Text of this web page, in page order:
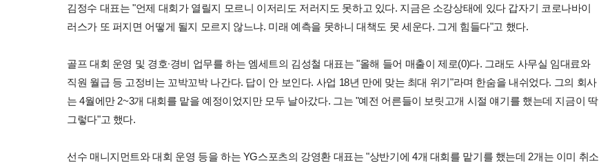
김정수 대표는 "언제 대회가 열릴지 모르니 이저리도 저러지도 못하고 있다. 지금은 소강상태에 있다 갑자기 코로나바이
러스가 또 퍼지면 어떻게 될지 모르지 않느냐. 미래 예측을 못하니 대책도 못 세운다. 그게 힘들다"고 했다.
골프 대회 운영 및 경호∙경비 업무를 하는 엠세트의 김성철 대표는 "올해 들어 매출이 제로(0)다. 그래도 사무실 임대료와
직원 월급 등 고정비는 꼬박꼬박 나간다. 답이 안 보인다. 사업 18년 만에 맞는 최대 위기"라며 한숨을 내쉬었다. 그의 회사
는 4월에만 2~3개 대회를 맡을 예정이었지만 모두 날아갔다. 그는 "예전 어른들이 보릿고개 시절 얘기를 했는데 지금이 딱
그렇다"고 했다.
선수 매니지먼트와 대회 운영 등을 하는 YG스포츠의 강영환 대표는 "상반기에 4개 대회를 맡기를 했는데 2개는 이미 취소